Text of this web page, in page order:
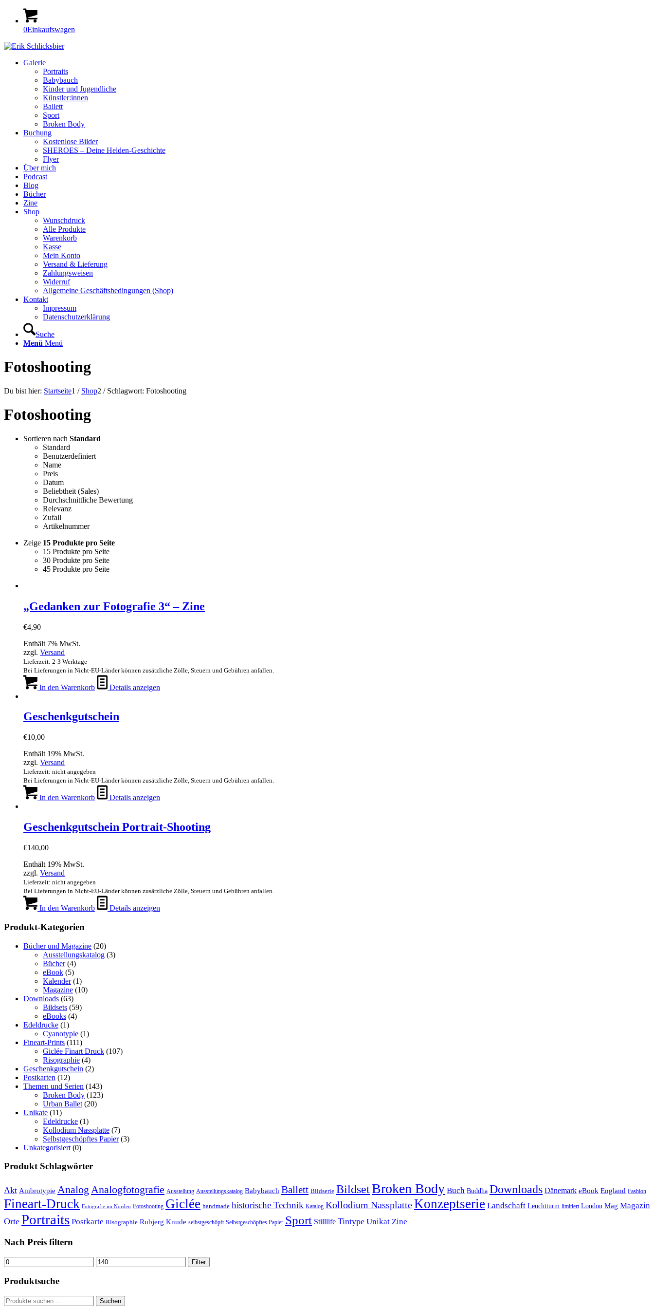
0Einkaufswagen
Galerie
Portraits
Babybauch
Kinder und Jugendliche
Künstler:innen
Ballett
Sport
Broken Body
Buchung
Kostenlose Bilder
SHEROES – Deine Helden-Geschichte
Flyer
Über mich
Podcast
Blog
Bücher
Zine
Shop
Wunschdruck
Alle Produkte
Warenkorb
Kasse
Mein Konto
Versand & Lieferung
Zahlungsweisen
Widerruf
Allgemeine Geschäftsbedingungen (Shop)
Kontakt
Impressum
Datenschutzerklärung
Suche
Menü Menü
Fotoshooting
Du bist hier: Startseite1 / Shop2 / Schlagwort: Fotoshooting
Fotoshooting
Sortieren nach Standard
Standard
Benutzerdefiniert
Name
Preis
Datum
Beliebtheit (Sales)
Durchschnittliche Bewertung
Relevanz
Zufall
Artikelnummer
Zeige 15 Produkte pro Seite
15 Produkte pro Seite
30 Produkte pro Seite
45 Produkte pro Seite
„Gedanken zur Fotografie 3“ – Zine
€4,90
Enthält 7% MwSt.
zzgl. Versand
Lieferzeit: 2-3 Werktage
Bei Lieferungen in Nicht-EU-Länder können zusätzliche Zölle, Steuern und Gebühren anfallen.
In den Warenkorb Details anzeigen
Geschenkgutschein
€10,00
Enthält 19% MwSt.
zzgl. Versand
Lieferzeit: nicht angegeben
Bei Lieferungen in Nicht-EU-Länder können zusätzliche Zölle, Steuern und Gebühren anfallen.
In den Warenkorb Details anzeigen
Geschenkgutschein Portrait-Shooting
€140,00
Enthält 19% MwSt.
zzgl. Versand
Lieferzeit: nicht angegeben
Bei Lieferungen in Nicht-EU-Länder können zusätzliche Zölle, Steuern und Gebühren anfallen.
In den Warenkorb Details anzeigen
Produkt-Kategorien
Bücher und Magazine (20)
Ausstellungskatalog (3)
Bücher (4)
eBook (5)
Kalender (1)
Magazine (10)
Downloads (63)
Bildsets (59)
eBooks (4)
Edeldrucke (1)
Cyanotypie (1)
Fineart-Prints (111)
Giclée Finart Druck (107)
Risographie (4)
Geschenkgutschein (2)
Postkarten (12)
Themen und Serien (143)
Broken Body (123)
Urban Ballet (20)
Unikate (11)
Edeldrucke (1)
Kollodium Nassplatte (7)
Selbstgeschöpftes Papier (3)
Unkategorisiert (0)
Produkt Schlagwörter
Akt Ambrotypie Analog Analogfotografie Ausstellung Ausstellungskatalog Babybauch Ballett Bildserie BildsetBroken Body Buch Buddha Downloads Dänemark eBook England Fashion
Fineart-Druck Fotografie im Norden Fotoshooting Giclée handmade historische Technik Katalog Kollodium NassplatteKonzeptserie Landschaft Leuchtturm limitiert London Mag Magazin
Orte Portraits Postkarte Risographie Rubjerg Knude selbstgeschöpft Selbstgeschöpftes Papier Sport Stilllife Tintype Unikat Zine
Nach Preis filtern
Min.
Preis
Max.
Preis
Filter
Produktsuche
Suchen
Suchen